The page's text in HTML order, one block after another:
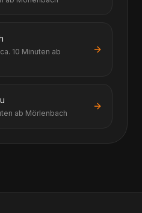
10 Minuten ab
ab Mörlenbach